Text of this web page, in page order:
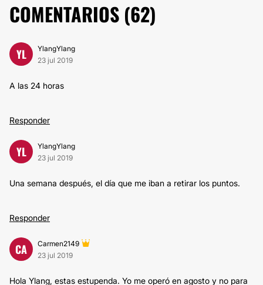
COMENTARIOS (62)
YL
YlangYlang
23 jul 2019
A las 24 horas
Responder
YL
YlangYlang
23 jul 2019
Una semana después, el día que me iban a retirar los puntos.
Responder
CA
Carmen2149
23 jul 2019
Hola Ylang, estas estupenda. Yo me operó en agosto y no para